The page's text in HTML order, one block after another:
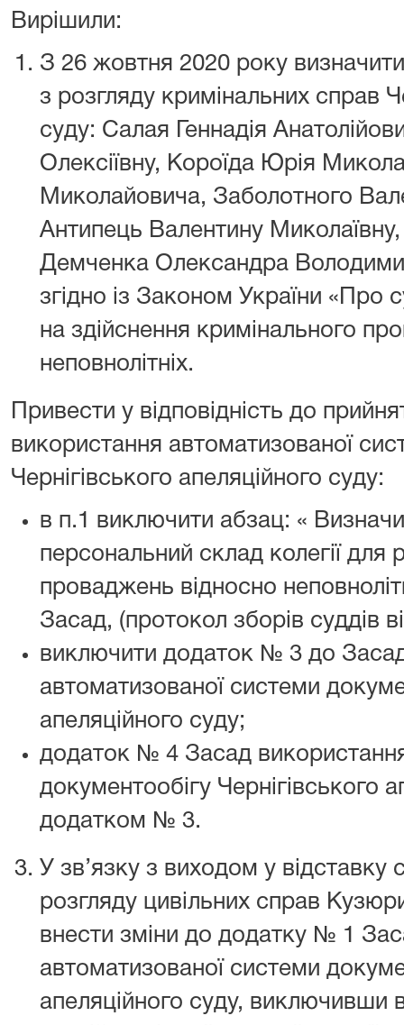
Вирішили:
З 26 жовтня 2020 року визначити
з розгляду кримінальних справ
суду: Салая Геннадія
Олексіївну, Короїда Юрія
Миколайовича, Заболотного
Антипець Валентину
Демченка Олександра
згідно із Законом України «Про
на здійснення кримінального
неповнолітніх.
Привести у відповідність до
використання автоматизованої
Чернігівського апеляційного суду:
в п.1 виключити абзац: «
персональний склад колегії для
проваджень відносно
Засад, (протокол зборів суддів
виключити додаток № 3 до
автоматизованої системи
апеляційного суду;
додаток № 4 Засад
документообігу Чернігівського
додатком № 3.
У зв’язку з виходом у відставку
розгляду цивільних справ
внести зміни до додатку № 1
автоматизованої системи
апеляційного суду, виключивши